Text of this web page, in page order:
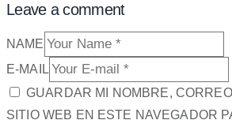
Leave a comment
NAME
E-MAIL
GUARDAR MI NOMBRE,
SITIO WEB EN ESTE NAVEGADOR